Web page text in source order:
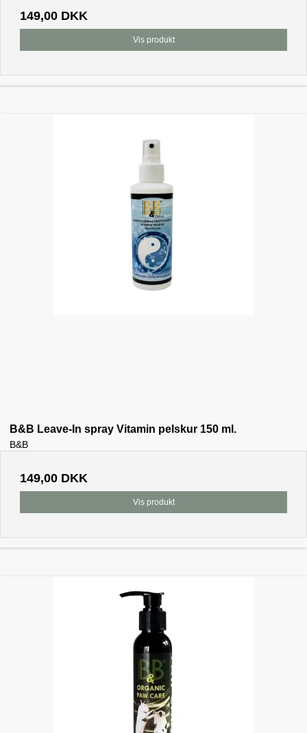
149,00 DKK
Vis produkt
B&B Leave-In spray Vitamin pelskur 150 ml.
B&B
149,00 DKK
Vis produkt